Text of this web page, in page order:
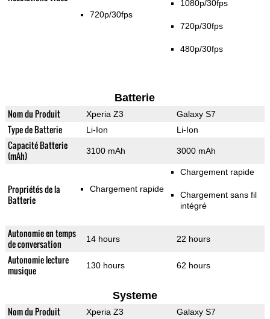
720p/30fps
1080p/30fps
720p/30fps
480p/30fps
Batterie
Nom du Produit Xperia Z3 Galaxy S7
Type de Batterie Li-Ion Li-Ion
Capacité Batterie
(mAh)
3100 mAh 3000 mAh
Propriétés de la
Batterie
Chargement rapide
Chargement rapide
Chargement sans fil
intégré
Autonomie en temps
de conversation
14 hours 22 hours
Autonomie lecture
musique
130 hours 62 hours
Systeme
Nom du Produit Xperia Z3 Galaxy S7